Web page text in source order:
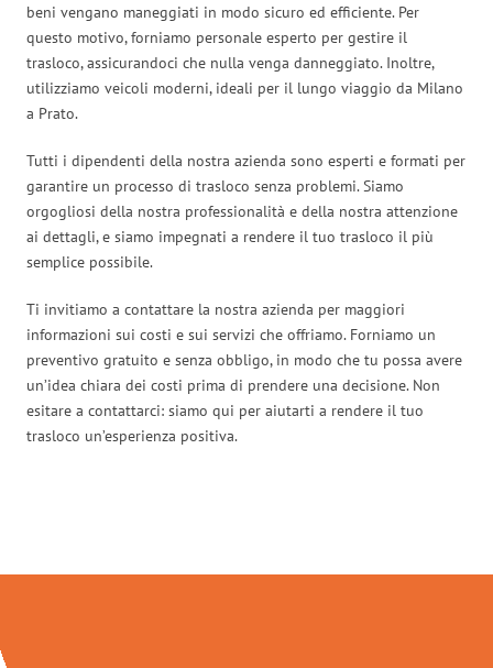
beni vengano maneggiati in modo sicuro ed efficiente. Per
questo motivo, forniamo personale esperto per gestire il
trasloco, assicurandoci che nulla venga danneggiato. Inoltre,
utilizziamo veicoli moderni, ideali per il lungo viaggio da Milano
a Prato.
Tutti i dipendenti della nostra azienda sono esperti e formati per
garantire un processo di trasloco senza problemi. Siamo
orgogliosi della nostra professionalità e della nostra attenzione
ai dettagli, e siamo impegnati a rendere il tuo trasloco il più
semplice possibile.
Ti invitiamo a contattare la nostra azienda per maggiori
informazioni sui costi e sui servizi che offriamo. Forniamo un
preventivo gratuito e senza obbligo, in modo che tu possa avere
un’idea chiara dei costi prima di prendere una decisione. Non
esitare a contattarci: siamo qui per aiutarti a rendere il tuo
trasloco un’esperienza positiva.